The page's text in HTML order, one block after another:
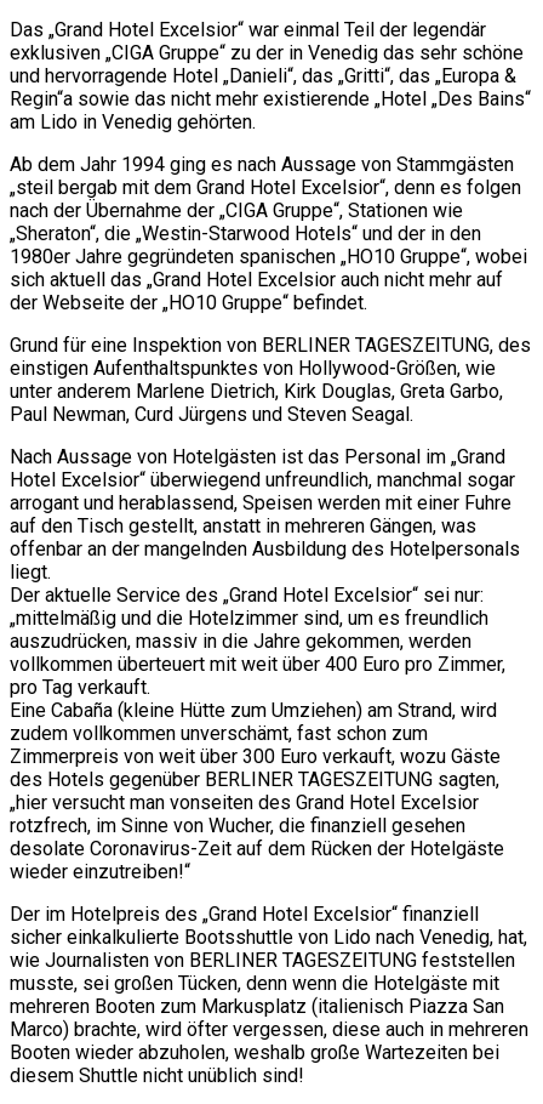
Das „Grand Hotel Excelsior“ war einmal Teil der legendär
exklusiven „CIGA Gruppe“ zu der in Venedig das sehr schöne
und hervorragende Hotel „Danieli“, das „Gritti“, das „Europa &
Regin“a sowie das nicht mehr existierende „Hotel „Des Bains“
am Lido in Venedig gehörten.
Ab dem Jahr 1994 ging es nach Aussage von Stammgästen
„steil bergab mit dem Grand Hotel Excelsior“, denn es folgen
nach der Übernahme der „CIGA Gruppe“, Stationen wie
„Sheraton“, die „Westin-Starwood Hotels“ und der in den
1980er Jahre gegründeten spanischen „HO10 Gruppe“, wobei
sich aktuell das „Grand Hotel Excelsior auch nicht mehr auf
der Webseite der „HO10 Gruppe“ befindet.
Grund für eine Inspektion von BERLINER TAGESZEITUNG, des
einstigen Aufenthaltspunktes von Hollywood-Größen, wie
unter anderem Marlene Dietrich, Kirk Douglas, Greta Garbo,
Paul Newman, Curd Jürgens und Steven Seagal.
Nach Aussage von Hotelgästen ist das Personal im „Grand
Hotel Excelsior“ überwiegend unfreundlich, manchmal sogar
arrogant und herablassend, Speisen werden mit einer Fuhre
auf den Tisch gestellt, anstatt in mehreren Gängen, was
offenbar an der mangelnden Ausbildung des Hotelpersonals
liegt.
Der aktuelle Service des „Grand Hotel Excelsior“ sei nur:
„mittelmäßig und die Hotelzimmer sind, um es freundlich
auszudrücken, massiv in die Jahre gekommen, werden
vollkommen überteuert mit weit über 400 Euro pro Zimmer,
pro Tag verkauft.
Eine Cabaña (kleine Hütte zum Umziehen) am Strand, wird
zudem vollkommen unverschämt, fast schon zum
Zimmerpreis von weit über 300 Euro verkauft, wozu Gäste
des Hotels gegenüber BERLINER TAGESZEITUNG sagten,
„hier versucht man vonseiten des Grand Hotel Excelsior
rotzfrech, im Sinne von Wucher, die finanziell gesehen
desolate Coronavirus-Zeit auf dem Rücken der Hotelgäste
wieder einzutreiben!“
Der im Hotelpreis des „Grand Hotel Excelsior“ finanziell
sicher einkalkulierte Bootsshuttle von Lido nach Venedig, hat,
wie Journalisten von BERLINER TAGESZEITUNG feststellen
musste, sei großen Tücken, denn wenn die Hotelgäste mit
mehreren Booten zum Markusplatz (italienisch Piazza San
Marco) brachte, wird öfter vergessen, diese auch in mehreren
Booten wieder abzuholen, weshalb große Wartezeiten bei
diesem Shuttle nicht unüblich sind!